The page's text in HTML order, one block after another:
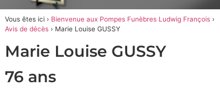
Vous êtes ici › Bienvenue aux Pompes Funèbres Ludwig François ›
Avis de décès › Marie Louise GUSSY
Marie Louise GUSSY
76 ans